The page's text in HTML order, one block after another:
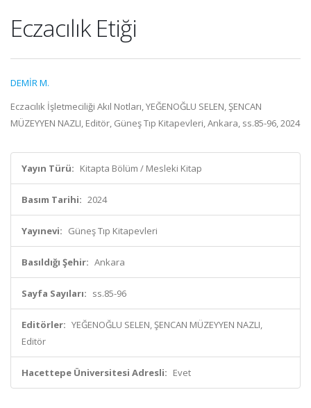
Eczacılık Etiği
DEMİR M.
Eczacılık İşletmeciliği Akıl Notları, YEĞENOĞLU SELEN, ŞENCAN
MÜZEYYEN NAZLI, Editör, Güneş Tıp Kitapevleri, Ankara, ss.85-96, 2024
Yayın Türü: Kitapta Bölüm / Mesleki Kitap
Basım Tarihi: 2024
Yayınevi: Güneş Tıp Kitapevleri
Basıldığı Şehir: Ankara
Sayfa Sayıları: ss.85-96
Editörler: YEĞENOĞLU SELEN, ŞENCAN MÜZEYYEN NAZLI,
Editör
Hacettepe Üniversitesi Adresli: Evet